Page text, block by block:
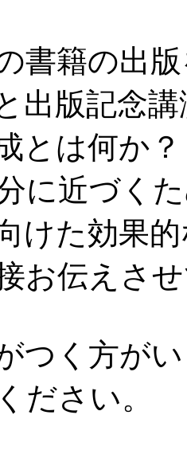
書籍の出
出版記念
とは何か？
に近づく
けた効果
お伝えさ
つく方が
ださい。